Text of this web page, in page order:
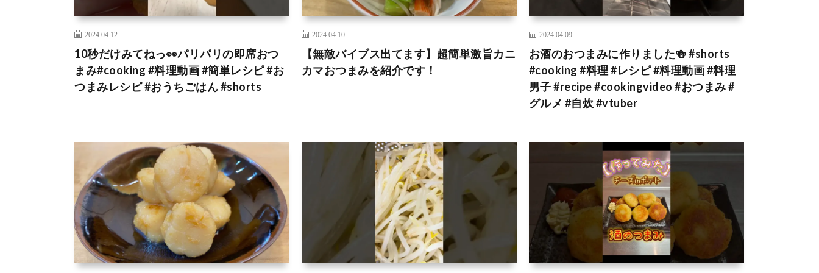
2024.04.12
10秒だけみてねっ👀パリパリの即席おつ
まみ#cooking #料理動画 #簡単レシピ #お
つまみレシピ #おうちごはん #shorts
2024.04.10
【無敵バイブス出てます】超簡単激旨カニ
カマおつまみを紹介です！
2024.04.09
お酒のおつまみに作りました🍻 #shorts
#cooking #料理 #レシピ #料理動画 #料理
男子 #recipe #cookingvideo #おつまみ #
グルメ #自炊 #vtuber